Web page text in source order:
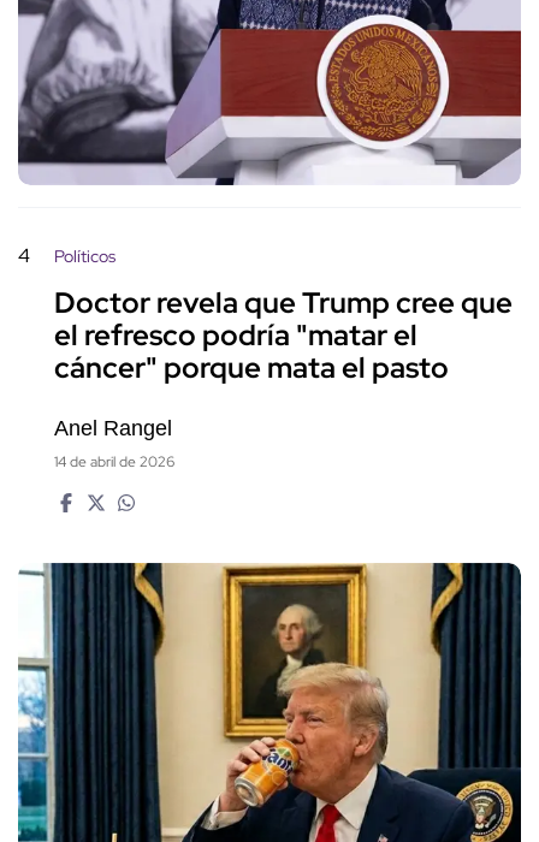
4 Políticos
Doctor revela que Trump cree que
el refresco podría "matar el
cáncer" porque mata el pasto
Anel Rangel
14 de abril de 2026